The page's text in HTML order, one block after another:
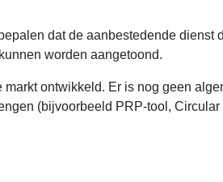
dat de aanbestedende
worden aangetoond.
ontwikkeld. Er is nog geen
(bijvoorbeeld PRP-tool,